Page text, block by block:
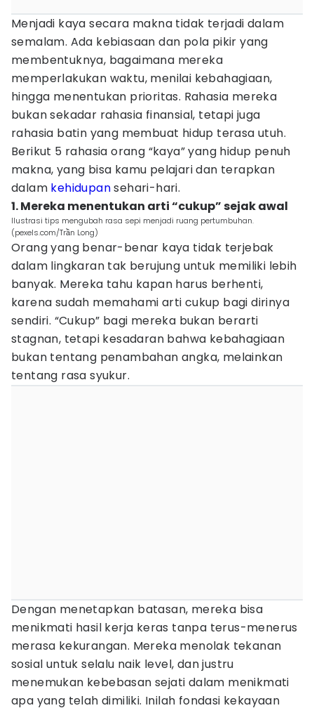
Menjadi kaya secara makna tidak terjadi dalam
semalam. Ada kebiasaan dan pola pikir yang
membentuknya, bagaimana mereka
memperlakukan waktu, menilai kebahagiaan,
hingga menentukan prioritas. Rahasia mereka
bukan sekadar rahasia finansial, tetapi juga
rahasia batin yang membuat hidup terasa utuh.
Berikut 5 rahasia orang “kaya” yang hidup penuh
makna, yang bisa kamu pelajari dan terapkan
dalam kehidupansehari-hari.
1. Mereka menentukan arti “cukup” sejak awal
Ilustrasi tips mengubah rasa sepi menjadi ruang pertumbuhan.
(pexels.com/Trần Long)
Orang yang benar-benar kaya tidak terjebak
dalam lingkaran tak berujung untuk memiliki lebih
banyak. Mereka tahu kapan harus berhenti,
karena sudah memahami arti cukup bagi dirinya
sendiri. “Cukup” bagi mereka bukan berarti
stagnan, tetapi kesadaran bahwa kebahagiaan
bukan tentang penambahan angka, melainkan
tentang rasa syukur.
Dengan menetapkan batasan, mereka bisa
menikmati hasil kerja keras tanpa terus-menerus
merasa kekurangan. Mereka menolak tekanan
sosial untuk selalu naik level, dan justru
menemukan kebebasan sejati dalam menikmati
apa yang telah dimiliki. Inilah fondasi kekayaan